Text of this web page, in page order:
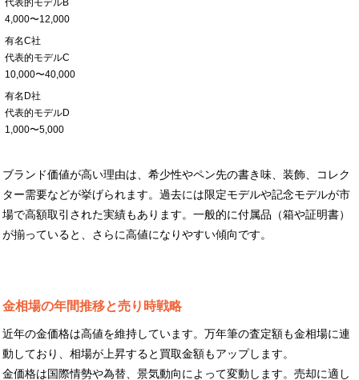
4,000〜12,000
有名C社
代表的モデルC
10,000〜40,000
有名D社
代表的モデルD
1,000〜5,000
ブランド価値が高い理由は、希少性やペン先の書き味、装飾、コレク
ター需要などが挙げられます。過去には限定モデルや記念モデルが市
場で高額取引された実績もあります。一般的に付属品（箱や証明書）
が揃っていると、さらに高値になりやすい傾向です。
金相場の年間推移と売り時戦略
近年の金価格は高値を維持しています。万年筆の査定額も金相場に連
動しており、相場が上昇すると買取金額もアップします。
金価格は国際情勢や為替、景気動向によって変動します。売却に適し